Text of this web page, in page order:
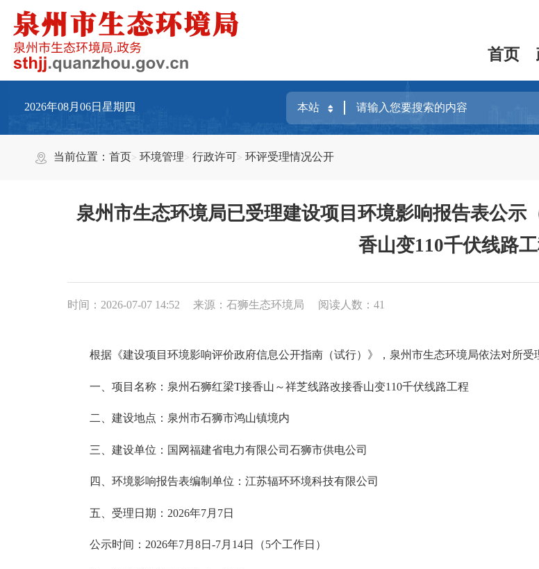
首页
2026年08月06日星期四
当前位置：首页 环境管理 行政许可 环评受理情况公开
泉州市生态环境局已受理建设项目环境影响报告表公示
香山变110千伏线路工
时间：2026-07-07 14:52 来源：石狮生态环境局 阅读人数： 41
根据《建设项目环境影响评价政府信息公开指南（试行）》，泉州市生态环境局依法对所受
一、项目名称： 泉州石狮红梁T接香山～祥芝线路改接香山变110千伏线路工程
二、建设地点： 泉州市石狮市鸿山镇境内
三、建设单位： 国网福建省电力有限公司石狮市供电公司
四、环境影响报告表编制单位： 江苏辐环环境科技有限公司
五、受理日期： 2026年7月 7日
公示时间： 2026年7月 8日 -7月 14日（5个工作日）